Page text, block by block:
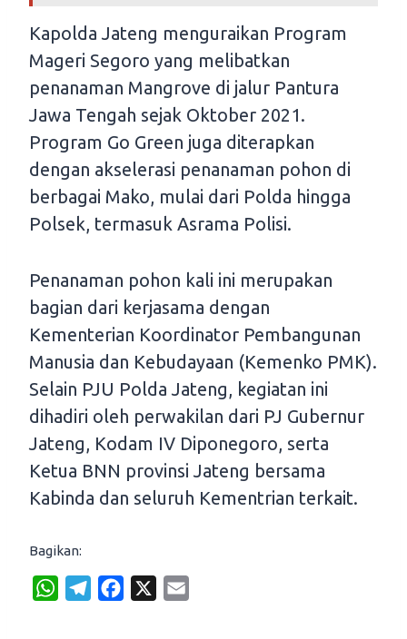
Kapolda Jateng menguraikan Program
Mageri Segoro yang melibatkan
penanaman Mangrove di jalur Pantura
Jawa Tengah sejak Oktober 2021.
Program Go Green juga diterapkan
dengan akselerasi penanaman pohon di
berbagai Mako, mulai dari Polda hingga
Polsek, termasuk Asrama Polisi.
Penanaman pohon kali ini merupakan
bagian dari kerjasama dengan
Kementerian Koordinator Pembangunan
Manusia dan Kebudayaan (Kemenko PMK).
Selain PJU Polda Jateng, kegiatan ini
dihadiri oleh perwakilan dari PJ Gubernur
Jateng, Kodam IV Diponegoro, serta
Ketua BNN provinsi Jateng bersama
Kabinda dan seluruh Kementrian terkait.
Bagikan:
W